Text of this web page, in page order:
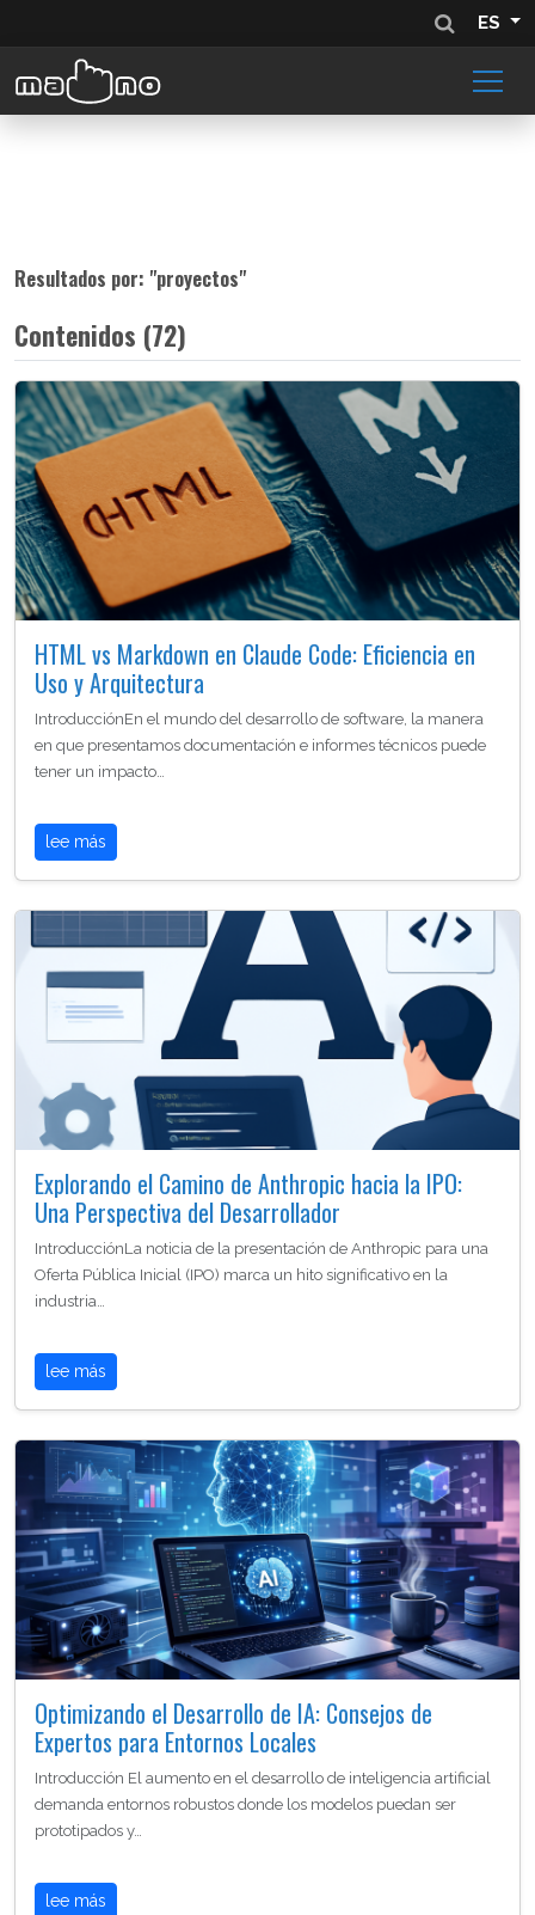
ES
Resultados por: "proyectos"
Contenidos (72)
HTML vs Markdown en Claude Code: Eficiencia en
Uso y Arquitectura
IntroducciónEn el mundo del desarrollo de software, la manera
en que presentamos documentación e informes técnicos puede
tener un impacto…
lee más
Explorando el Camino de Anthropic hacia la IPO:
Una Perspectiva del Desarrollador
IntroducciónLa noticia de la presentación de Anthropic para una
Oferta Pública Inicial (IPO) marca un hito significativo en la
industria…
lee más
Optimizando el Desarrollo de IA: Consejos de
Expertos para Entornos Locales
Introducción El aumento en el desarrollo de inteligencia artificial
demanda entornos robustos donde los modelos puedan ser
prototipados y…
lee más